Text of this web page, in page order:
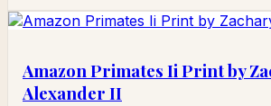
Amazon Primates Ii Print by
Alexander II